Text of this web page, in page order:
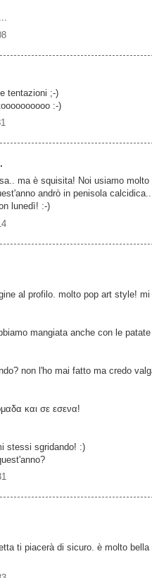
tentazioni ;-)
:-)
ma è squisita! Noi usiamo
andrò in penisola
lunedì! :-)
al profilo. molto pop art style! mi
mangiata anche con le
non l'ho mai fatto ma credo
και σε εσενα!
stessi sgridando! :)
ti piacerà di sicuro. è molto